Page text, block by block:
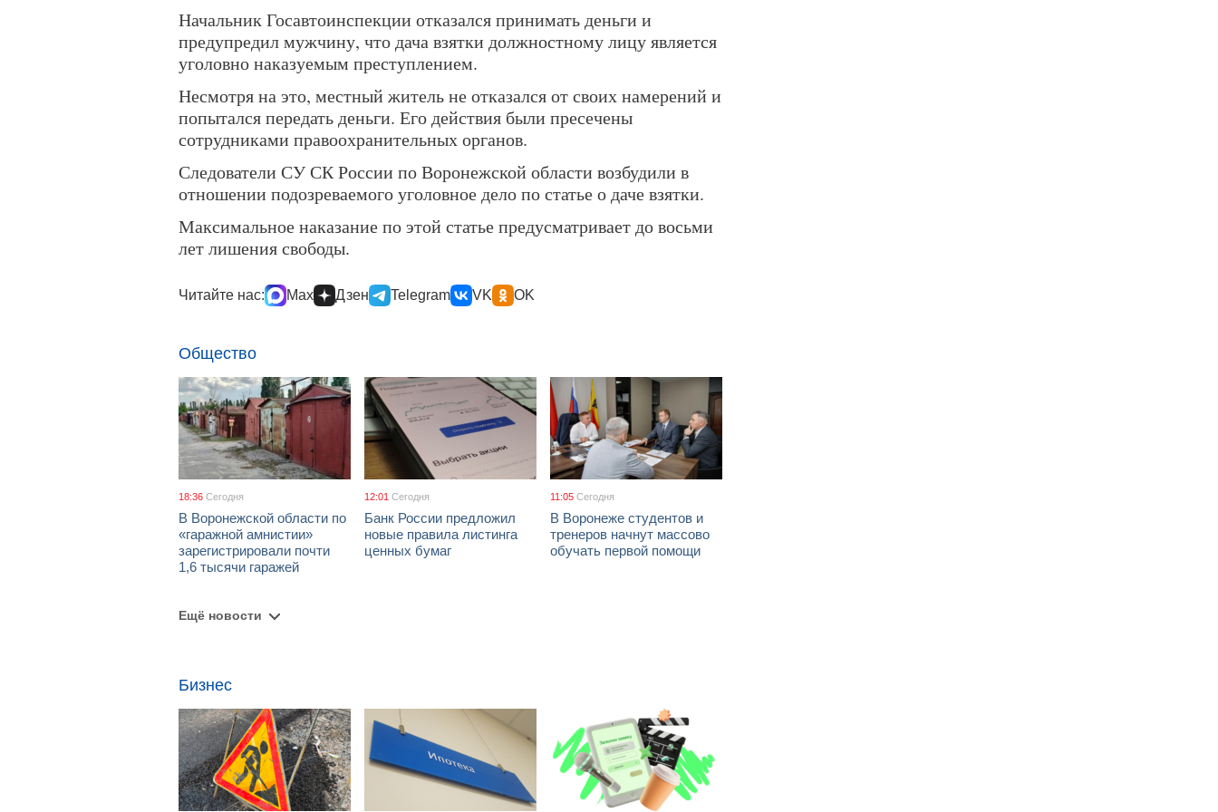
Начальник Госавтоинспекции отказался принимать деньги и
предупредил мужчину, что дача взятки должностному лицу является
уголовно наказуемым преступлением.
Несмотря на это, местный житель не отказался от своих намерений и
попытался передать деньги. Его действия были пресечены
сотрудниками правоохранительных органов.
Следователи СУ СК России по Воронежской области возбудили в
отношении подозреваемого уголовное дело по статье о даче взятки.
Максимальное наказание по этой статье предусматривает до восьми
лет лишения свободы.
Читайте нас: Max Дзен Telegram VK OK
Общество
18:36 Сегодня
В Воронежской области по
«гаражной амнистии»
зарегистрировали почти
1,6 тысячи гаражей
12:01 Сегодня
Банк России предложил
новые правила листинга
ценных бумаг
11:05 Сегодня
В Воронеже студентов и
тренеров начнут массово
обучать первой помощи
Ещё новости
Бизнес